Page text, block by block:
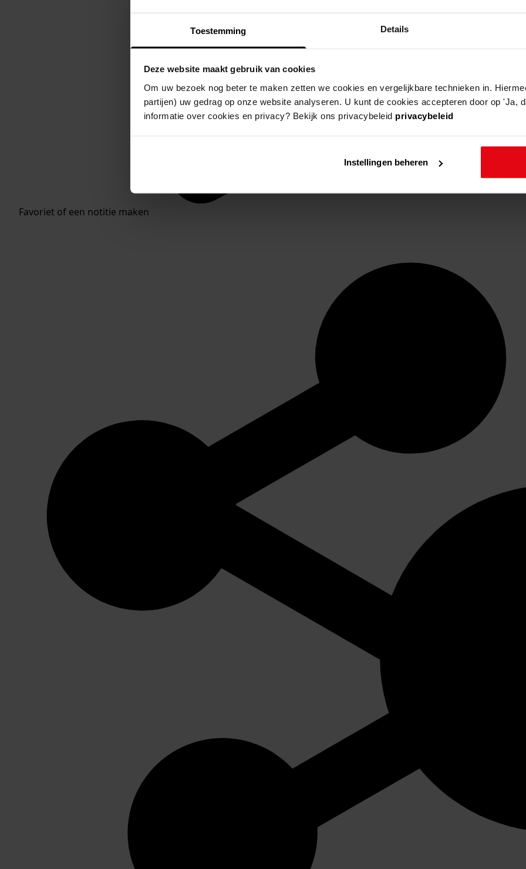
Toestemming Details
Deze website maakt gebruik van cookies
Om uw bezoek nog beter te maken zetten we cookies en vergelijkbare technieken in.
partijen) uw gedrag op onze website analyseren. U kunt de cookies accepteren door op 'Ja,
informatie over cookies en privacy? Bekijk ons privacybeleid privacybeleid
Instellingen beheren
Favoriet of een notitie maken